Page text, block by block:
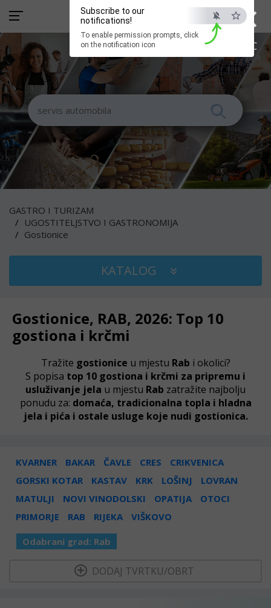
×
ESC
Subscribe to our
notifications!
To enable permission prompts, click
on the notification icon
GASTRO I TURIZAM
UGOSTITELJSTVO I GASTRONOMIJA
Gostionice
KATALOG
Gostionice, RAB, 2026: Top 10
gostiona i krčmi
Tražite gostionice u mjestu Rab i okolici?
S popisa top 10 gostiona i krčmi za pripremu i
usluživanje jela u mjestu Rab zatražite najbolju
ponudu za: domaća, tradicionalna topla i hladna
jela i pića i ostale usluge koje nudi gostionica.
KVARNER BAKAR ČAVLE CRES
CRIKVENICA
GORSKI KOTAR
KASTAV KRK LOŠINJ
LOVRAN
MATULJI
NOVI VINODOLSKI OPATIJA
OTOCI
PRIMORJE
RAB RIJEKA VIŠKOVO
Odabrani grad: Rab
DODAJ TVRTKU/OBRT